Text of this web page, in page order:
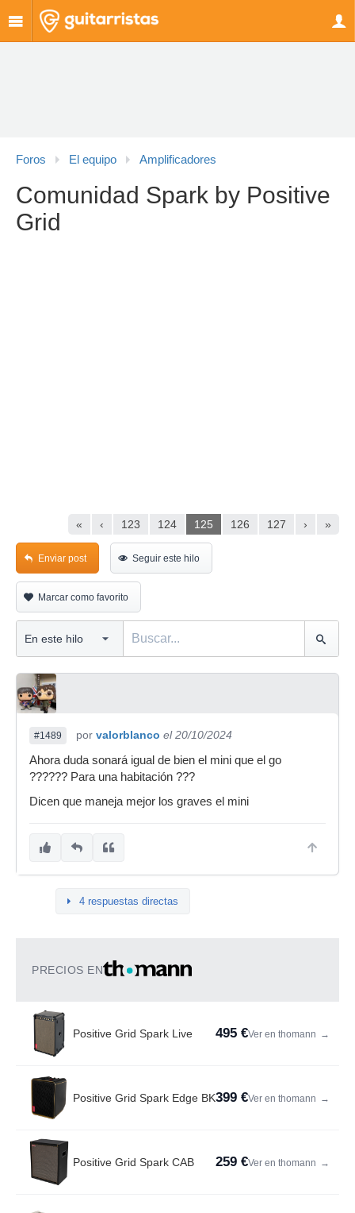
Foros El equipo Amplificadores
Comunidad Spark by Positive
Grid
« ‹ 123 124 125 126 127 › »
Enviar post Seguir este hilo
Marcar como favorito
#1489 por valorblanco el 20/10/2024
Ahora duda sonará igual de bien el mini que el go
?????? Para una habitación ???
Dicen que maneja mejor los graves el mini
4 respuestas directas
PRECIOS EN
Positive Grid Spark Live 495 €Ver en thomann →
Positive Grid Spark Edge BK399 €Ver en thomann →
Positive Grid Spark CAB 259 €Ver en thomann →